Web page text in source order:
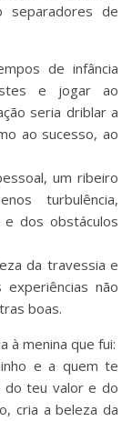
separadores de
de infância
e jogar ao
seria driblar a
ao sucesso, ao
um ribeiro
turbulência,
e dos obstáculos
da travessia e
não
boas.
à menina que fui:
e a quem te
do teu valor e do
cria a beleza da